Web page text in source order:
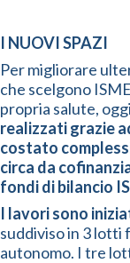
I NUOVI SPAZI
Per migliorare
che scelgono
propria salute,
realizzati grazie
costato
circa da
fondi di bilancio
I lavori sono
suddiviso in 3 lotti
autonomo. I tre